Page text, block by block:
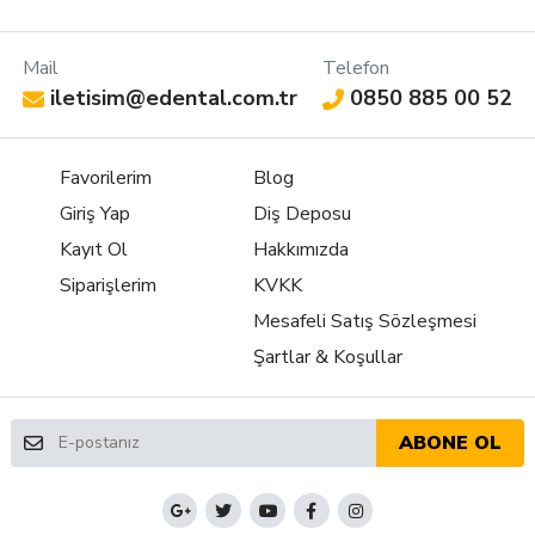
Mail
iletisim@edental.com.tr
Telefon
0850 885 00 52
Favorilerim
Giriş Yap
Kayıt Ol
Siparişlerim
Blog
Diş Deposu
Hakkımızda
KVKK
Mesafeli Satış Sözleşmesi
Şartlar & Koşullar
ABONE OL